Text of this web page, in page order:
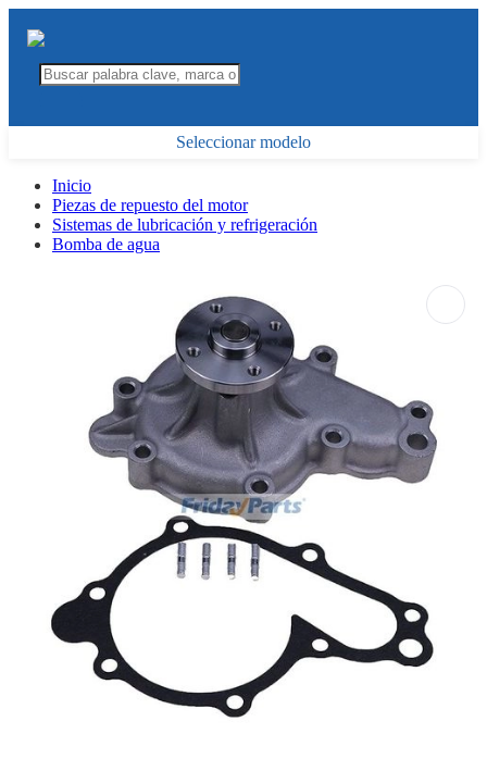
Seleccionar modelo
Inicio
Piezas de repuesto del motor
Sistemas de lubricación y refrigeración
Bomba de agua